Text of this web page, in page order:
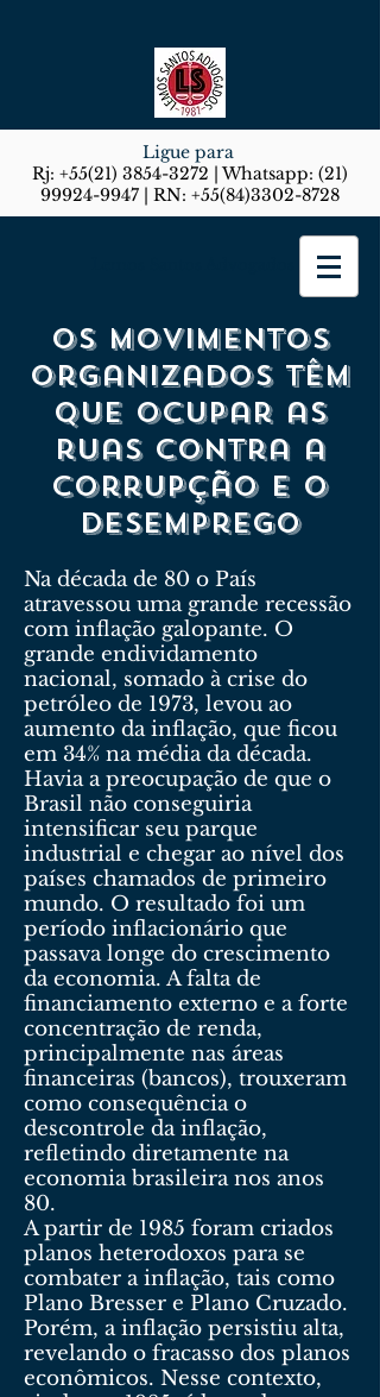
Ligue para
Rj: +55(21) 3854-3272 | Whatsapp: (21)
99924-9947 | RN: +55(84)3302-8728
Os movimentos
organizados têm
que ocupar as
ruas contra a
corrupção e o
desemprego
Na década de 80 o País
atravessou uma grande recessão
com inflação galopante. O
grande endividamento
nacional, somado à crise do
petróleo de 1973, levou ao
aumento da inflação, que ficou
em 34% na média da década.
Havia a preocupação de que o
Brasil não conseguiria
intensificar seu parque
industrial e chegar ao nível dos
países chamados de primeiro
mundo. O resultado foi um
período inflacionário que
passava longe do crescimento
da economia. A falta de
financiamento externo e a forte
concentração de renda,
principalmente nas áreas
financeiras (bancos), trouxeram
como consequência o
descontrole da inflação,
refletindo diretamente na
economia brasileira nos anos
80.
A partir de 1985 foram criados
planos heterodoxos para se
combater a inflação, tais como
Plano Bresser e Plano Cruzado.
Porém, a inflação persistiu alta,
revelando o fracasso dos planos
econômicos. Nesse contexto,